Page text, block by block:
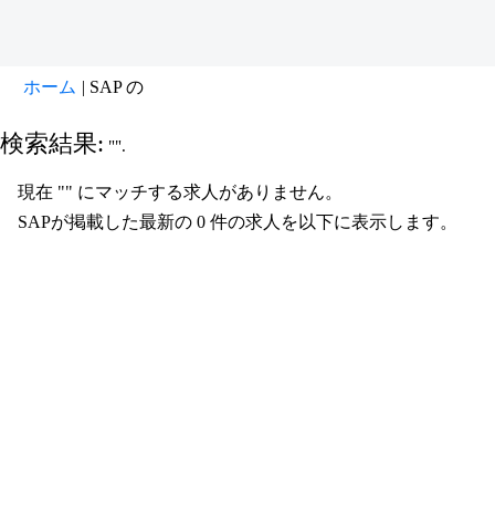
ホーム | SAP の(現
ー
ジ)
検索結果: "".
現在 "" にマッチする求人がありません。
SAPが掲載した最新の 0 件の求人を以下に表示します。